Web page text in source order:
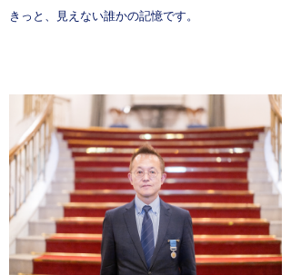
きっと、見えない誰かの記憶です。